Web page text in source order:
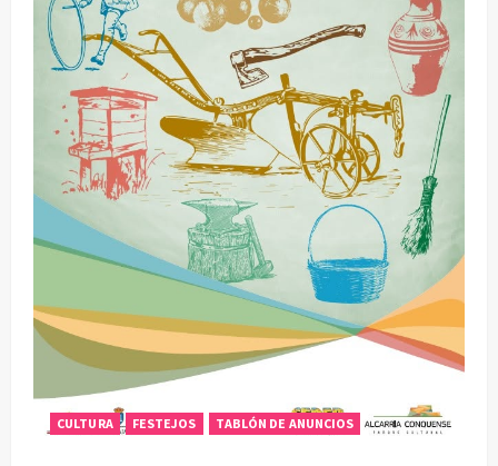
CULTURA FESTEJOS TABLÓN DE ANUNCIOS